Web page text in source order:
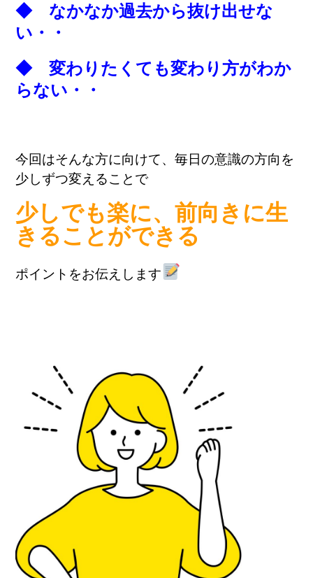
◆ なかなか過去から抜け出せな
い・・
◆ 変わりたくても変わり方がわか
らない・・
今回はそんな方に向けて、毎日の意識の方向を
少しずつ変えることで
少しでも楽に、前向きに生
きることができる
ポイントをお伝えします